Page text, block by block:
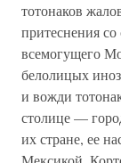
тотонаков
притеснения
всемогущего
белолицых
и вожди
столице —
их стране, ее